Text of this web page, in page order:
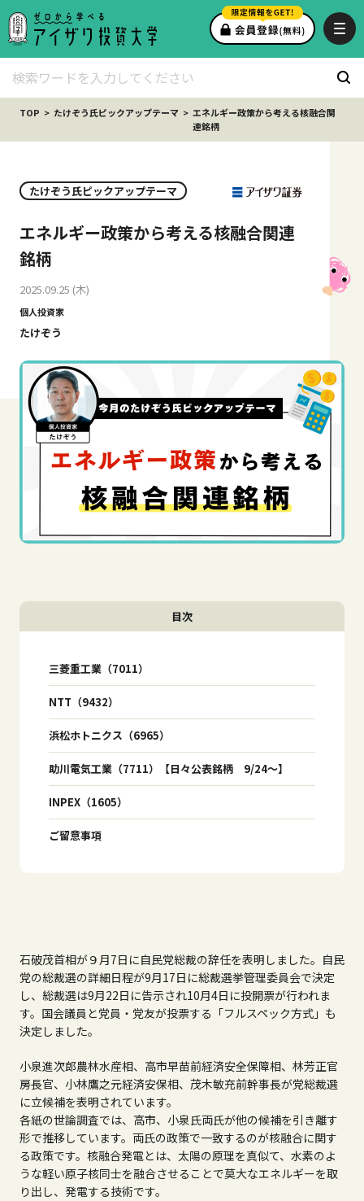
TOP たけぞう氏ピックアップテーマ
エネルギー政策から考える核融合関
連銘柄
たけぞう氏ピックアップテーマ
エネルギー政策から考える核融合関連
銘柄
2025.09.25 (木)
個人投資家
たけぞう
目次
三菱重工業（7011）
NTT（9432）
浜松ホトニクス（6965）
助川電気工業（7711）【日々公表銘柄 9/24～】
INPEX（1605）
ご留意事項
石破茂首相が９月7日に自民党総裁の辞任を表明しました。自民
党の総裁選の詳細日程が9月17日に総裁選挙管理委員会で決定
し、総裁選は9月22日に告示され10月4日に投開票が行われま
す。国会議員と党員・党友が投票する「フルスペック方式」も
決定しました。
小泉進次郎農林水産相、高市早苗前経済安全保障相、林芳正官
房長官、小林鷹之元経済安保相、茂木敏充前幹事長が党総裁選
に立候補を表明されています。
各紙の世論調査では、高市、小泉氏両氏が他の候補を引き離す
形で推移しています。両氏の政策で一致するのが核融合に関す
る政策です。核融合発電とは、太陽の原理を真似て、水素のよ
うな軽い原子核同士を融合させることで莫大なエネルギーを取
り出し、発電する技術です。